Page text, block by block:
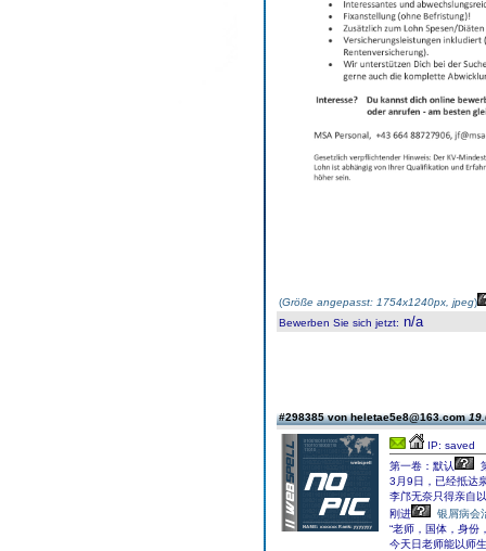
(Größe angepasst: 1754x1240px, jpeg)
Bewerben Sie sich jetzt: n/a
#298385 von heletae5e8@163.com
IP: saved
第一卷：默认
3月9日，已经抵达
李邝无奈只得亲自
刚进
银屑病会
“老师，国体，身份
今天日老师能以师